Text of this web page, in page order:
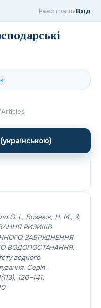
РеєстраціяВхід
Articles
O. I., Вознюк, Н. М., &
РИЗИКІВ
ЗАБРУДНЕННЯ
ВОДОПОСТАЧАННЯ.
водного
Серія
(113), 120–141.